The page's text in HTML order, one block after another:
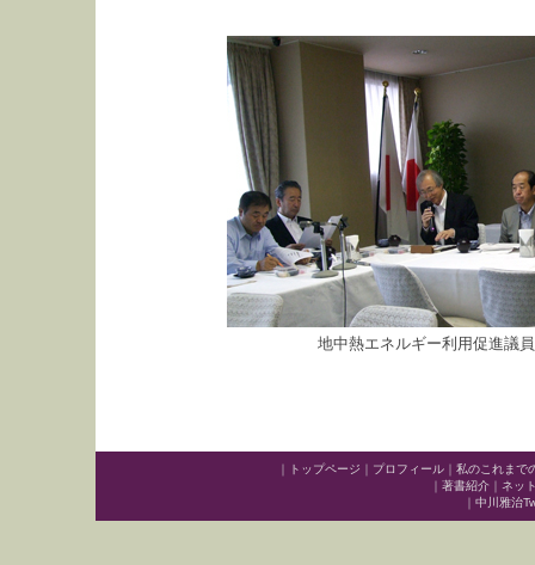
地中熱エネルギー利用促進議
｜ トップページ ｜ プロフィール ｜ 私のこれまで
｜ 著書紹介 ｜ ネッ
｜ 中川雅治